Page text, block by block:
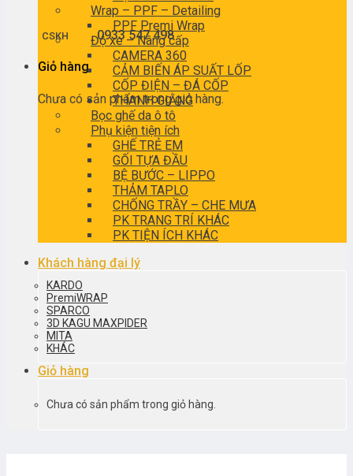
CSKH0933 547 498
Giỏ hàng
Chưa có sản phẩm trong giỏ hàng.
Wrap – PPF – Detailing
PPF Premi Wrap
Độ xe – Nâng cấp
CAMERA 360
CẢM BIẾN ÁP SUẤT LỐP
CỐP ĐIỆN – ĐÁ CỐP
THANH GIẰNG
Bọc ghế da ô tô
Phụ kiện tiện ích
GHẾ TRẺ EM
GỐI TỰA ĐẦU
BỆ BƯỚC – LIPPO
THẢM TAPLO
CHỐNG TRẦY – CHE MƯA
PK TRANG TRÍ KHÁC
PK TIỆN ÍCH KHÁC
Khách hàng đại lý
KARDO
PremiWRAP
SPARCO
3D KAGU MAXPIDER
MITA
KHÁC
Giỏ hàng
Chưa có sản phẩm trong giỏ hàng.